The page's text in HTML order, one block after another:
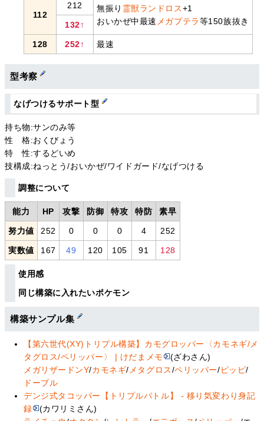
112
212 無振り 霊獣ランドロス+1
おいかぜ中最速 メガプテラ等150族抜き
132↑
128 252↑ 最速
型考察
なげつけるサポート型
持ち物:サンのみ等
性 格:おくびょう
特 性:するどいめ
技構成:ねっとう/おいかぜ/ワイドガード/なげつける
調整について
能力 HP 攻撃 防御 特攻 特防 素早
努力値 252 0 0 0 4 252
実数値 167 49 120 105 91 128
使用感
同じ構築に入れたいポケモン
構築サンプル集
【第六世代(XY)トリプル構築】カモグロッパー〈カモネギ/メ
タグロス/ペリッパー〉 | けだまメモ
(ざわさん)
メガリザードンY/カモネギ/メタグロス/ペリッパー/ピッピ/
ドーブル
デンジ式タコッパー【トリプルバトル】 - 移り気変わり身記
録
(カワリミさん)